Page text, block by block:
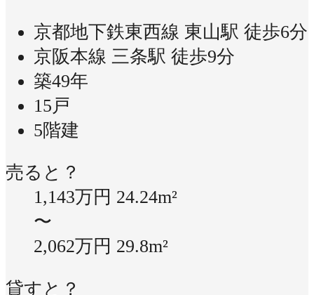
京都地下鉄東西線 東山駅 徒歩6分
京阪本線 三条駅 徒歩9分
築49年
15戸
5階建
売ると？
1,143万円 24.24m²
〜
2,062万円 29.8m²
貸すと？